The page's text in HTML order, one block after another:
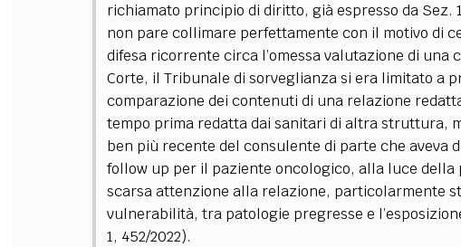
richiamato principio di diritto, già espresso da Sez.
non pare collimare perfettamente con il motivo di
difesa ricorrente circa l’omessa valutazione di
Corte, il Tribunale di sorveglianza si era limitato a
comparazione dei contenuti di una relazione
tempo prima redatta dai sanitari di altra struttura,
ben più recente del consulente di parte che aveva
follow up per il paziente oncologico, alla luce della
scarsa attenzione alla relazione, particolarmente
vulnerabilità, tra patologie pregresse e
1, 452/2022).